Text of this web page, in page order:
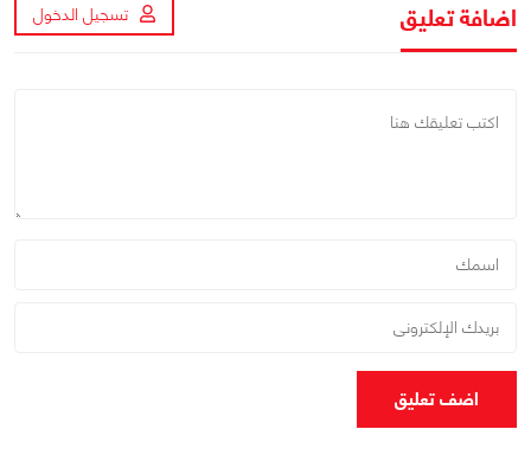
اضافة تعليق تسجيل الدخول
اضف تعليق